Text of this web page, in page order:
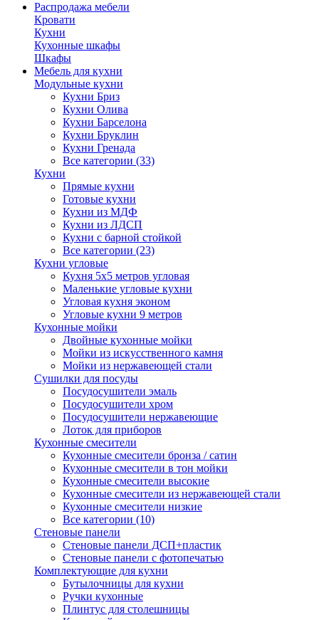
Распродажа мебели
Кровати
Кухни
Кухонные шкафы
Шкафы
Мебель для кухни
Модульные кухни
Кухни Бриз
Кухни Олива
Кухни Барселона
Кухни Бруклин
Кухни Гренада
Все категории (33)
Кухни
Прямые кухни
Готовые кухни
Кухни из МДФ
Кухни из ЛДСП
Кухни с барной стойкой
Все категории (23)
Кухни угловые
Кухня 5х5 метров угловая
Маленькие угловые кухни
Угловая кухня эконом
Угловые кухни 9 метров
Кухонные мойки
Двойные кухонные мойки
Мойки из искусственного камня
Мойки из нержавеющей стали
Сушилки для посуды
Посудосушители эмаль
Посудосушители хром
Посудосушители нержавеющие
Лоток для приборов
Кухонные смесители
Кухонные смесители бронза / сатин
Кухонные смесители в тон мойки
Кухонные смесители высокие
Кухонные смесители из нержавеющей стали
Кухонные смесители низкие
Все категории (10)
Стеновые панели
Стеновые панели ДСП+пластик
Стеновые панели с фотопечатью
Комплектующие для кухни
Бутылочницы для кухни
Ручки кухонные
Плинтус для столешницы